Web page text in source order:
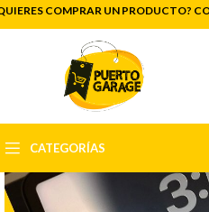
COMPRAR UN PRODUCTO?
CATEGORÍAS